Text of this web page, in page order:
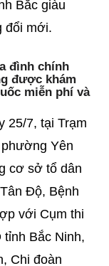
Bắc giàu
đổi mới.
đình chính
được khám
miễn phí và
25/7, tại Trạm
Yên
cơ sở tổ dân
Độ, Bệnh
với Cụm thi
Bắc Ninh,
Chi đoàn